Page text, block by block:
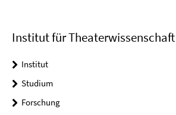
Institut für Theaterwissenschaft
Institut
Studium
Forschung